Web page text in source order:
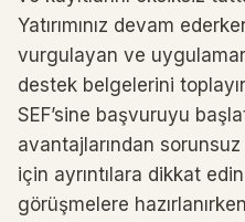
Yatırımınız devam
vurgulayan ve
destek belgelerini
SEF’sine başvuruyu
avantajlarından
için ayrıntılara dikkat
görüşmelere